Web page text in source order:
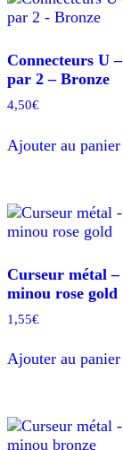
Connecteurs U
par 2 – Bronze
4,50€
Ajouter au panier
Curseur métal –
minou rose gold
1,55€
Ajouter au panier